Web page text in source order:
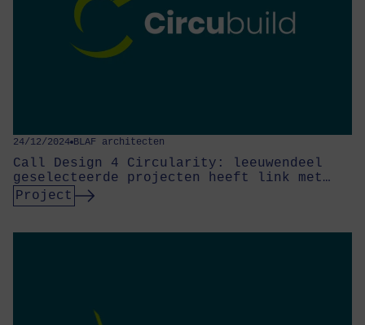
24/12/2024 BLAF architecten
Call Design 4 Circularity: leeuwendeel
geselecteerde projecten heeft link met…
Project